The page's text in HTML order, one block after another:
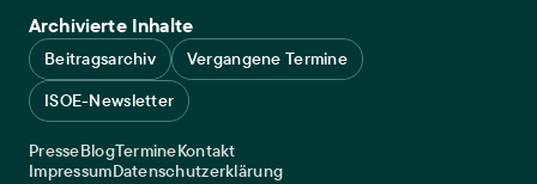
Archivierte Inhalte
Beitragsarchiv
Vergangene Termine
ISOE-Newsletter
Service navigation
PresseBlogTermineKontakt
Legal navigation
ImpressumDatenschutzerklärung